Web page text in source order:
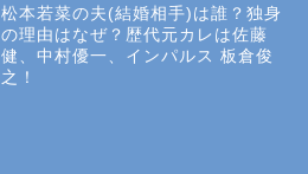
松本若菜の夫(結婚相手)は誰？独身
の理由はなぜ？歴代元カレは佐藤
健、中村優一、インパルス 板倉俊
之！